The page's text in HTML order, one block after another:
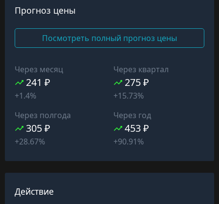
Прогноз цены
Посмотреть полный прогноз цены
Через месяц
241 ₽
+1.4%
Через квартал
275 ₽
+15.73%
Через полгода
305 ₽
+28.67%
Через год
453 ₽
+90.91%
Действие